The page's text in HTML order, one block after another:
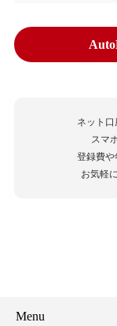
ネット口
スマ
登録費や
お気軽
Menu